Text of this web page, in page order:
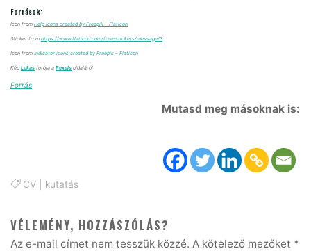
Források:
Icon fromHelp icons created by Freepik – Flaticon
Sticket fromhttps://www.flaticon.com/free-stickers/message/3
Icon fromIndicator icons created by Freepik – Flaticon
KépLukas fotója aPexels oldaláról
Forrás
Mutasd meg másoknak is:
CV kutatás
VÉLEMÉNY, HOZZÁSZÓLÁS?
Az e-mail címet nem tesszük közzé. A kötelező mezőket *